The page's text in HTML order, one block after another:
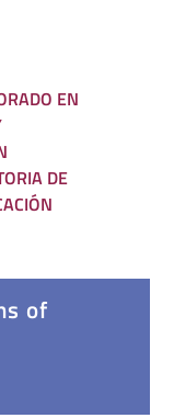
EN
DE
of